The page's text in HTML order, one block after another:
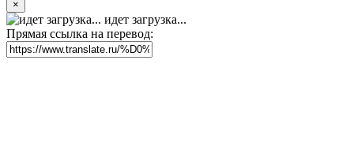
×
идет загрузка...
Прямая ссылка на перевод: